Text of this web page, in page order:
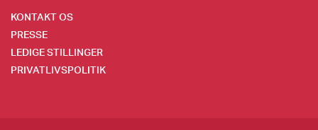
KONTAKT OS
PRESSE
LEDIGE STILLINGER
PRIVATLIVSPOLITIK